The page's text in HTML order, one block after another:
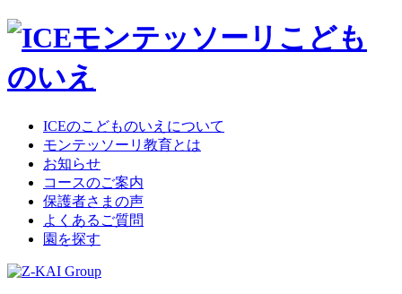
ICEのこどものいえについて
モンテッソーリ教育とは
お知らせ
コースのご案内
保護者さまの声
よくあるご質問
園を探す